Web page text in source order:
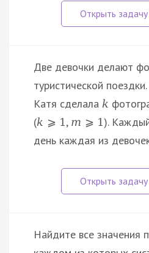
Две девочки делают
туристической
Катя сделала k
(k ⩾ 1 , m ⩾ 1).
день каждая из
Найдите все значения